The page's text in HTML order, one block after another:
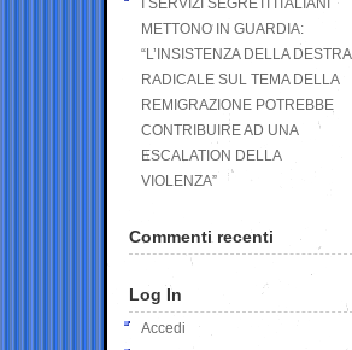
I SERVIZI SEGRETI ITALIANI
METTONO IN GUARDIA:
“L’INSISTENZA DELLA DESTRA
RADICALE SUL TEMA DELLA
REMIGRAZIONE POTREBBE
CONTRIBUIRE AD UNA
ESCALATION DELLA
VIOLENZA”
Commenti recenti
Log In
Accedi